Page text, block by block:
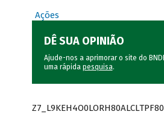
Ações
DÊ SUA OPINIÃO
Ajude-nos a aprimorar o site do
uma rápida pesquisa.